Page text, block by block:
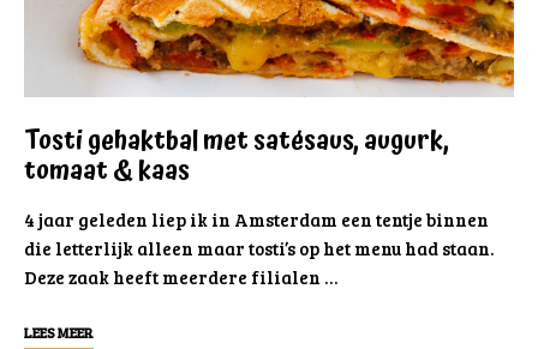
Tosti gehaktbal met satésaus, augurk,
tomaat & kaas
4 jaar geleden liep ik in Amsterdam een tentje binnen
die letterlijk alleen maar tosti’s op het menu had staan.
Deze zaak heeft meerdere filialen …
LEES MEER